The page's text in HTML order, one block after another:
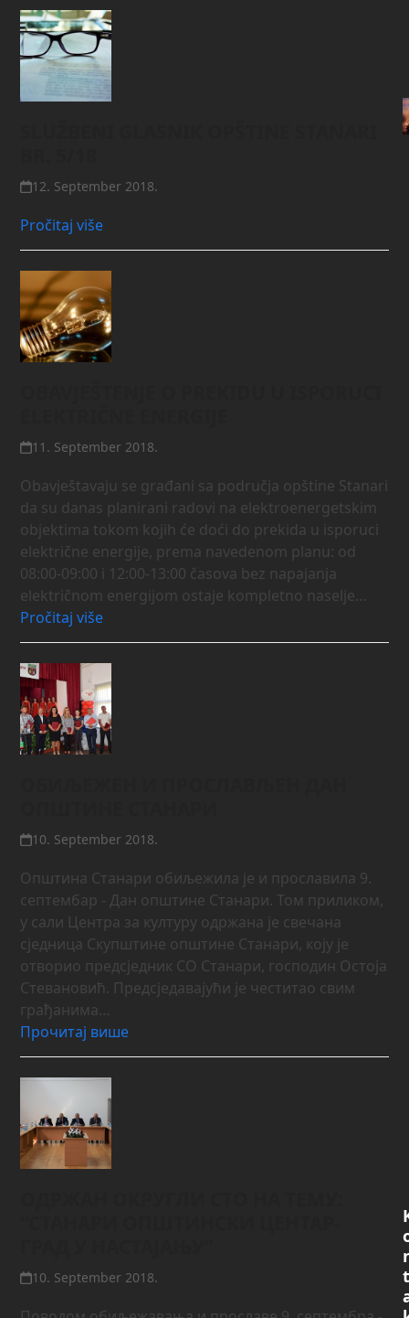
12. September 2018.
Pročitaj više
11. September 2018.
Obavještavaju se građani sa područja opštine Stanari
da su danas planirani radovi na elektroenergetskim
objektima tokom kojih će doći do prekida u isporuci
električne energije, prema navedenom planu: od
08:00-09:00 i 12:00-13:00 časova bez napajanja
električnom energijom ostaje kompletno naselje…
Pročitaj više
10. September 2018.
Општина Станари обиљежила је и прославила 9.
септембар - Дан општине Станари. Том приликом,
у сали Центра за културу одржана је свечана
сједница Скупштине општине Станари, коју је
отворио предсједник СО Станари, господин Остоја
Стевановић. Предсједавајући је честитао свим
грађанима…
Прочитај више
10. September 2018.
t